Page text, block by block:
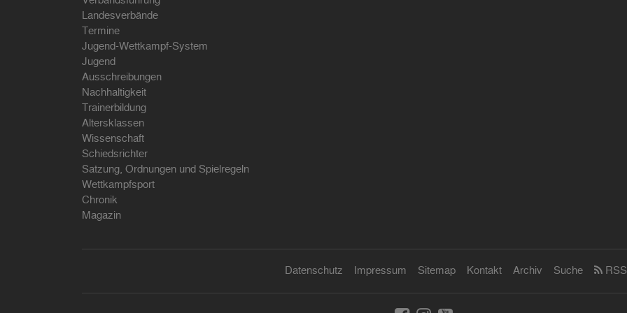
Landesverbände
Termine
Jugend-Wettkampf-System
Jugend
Ausschreibungen
Nachhaltigkeit
Trainerbildung
Altersklassen
Wissenschaft
Schiedsrichter
Satzung, Ordnungen und Spielregeln
Wettkampfsport
Chronik
Magazin
Datenschutz Impressum Sitemap Kontakt Archiv Suche